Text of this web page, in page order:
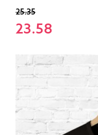
25.35
23.58